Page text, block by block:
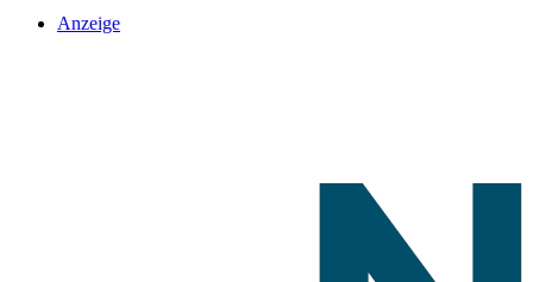
Anzeige